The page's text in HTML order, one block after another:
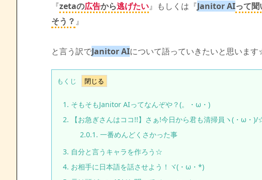
『zetaの広告から逃げたい』もしくは『Janitor AIって
そう？ 』
と言う訳でJanitor AIについて語っていきたいと思いま
もくじ
1. そもそもJanitor AIってなんぞや？(。・ω・)
2. 【お急ぎさんはココ!!】さぁ!今日から君も清掃員ヽ(・ω・
2.0.1. 一番めんどくさかった事
3. 自分と言うキャラを作ろう☆
4. お相手に日本語を話させよう！ヾ(・ω・*)